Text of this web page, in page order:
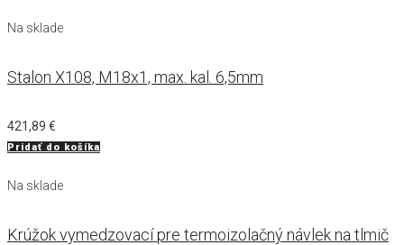
Na sklade
Stalon X108, M18x1, max. kal. 6,5mm
421,89 €
Pridať do košíka
Na sklade
Krúžok vymedzovací pre termoizolačný návlek na tlmič